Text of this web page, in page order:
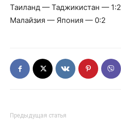
Таиланд — Таджикистан — 1:2
Малайзия — Япония — 0:2
Предыдущая статья